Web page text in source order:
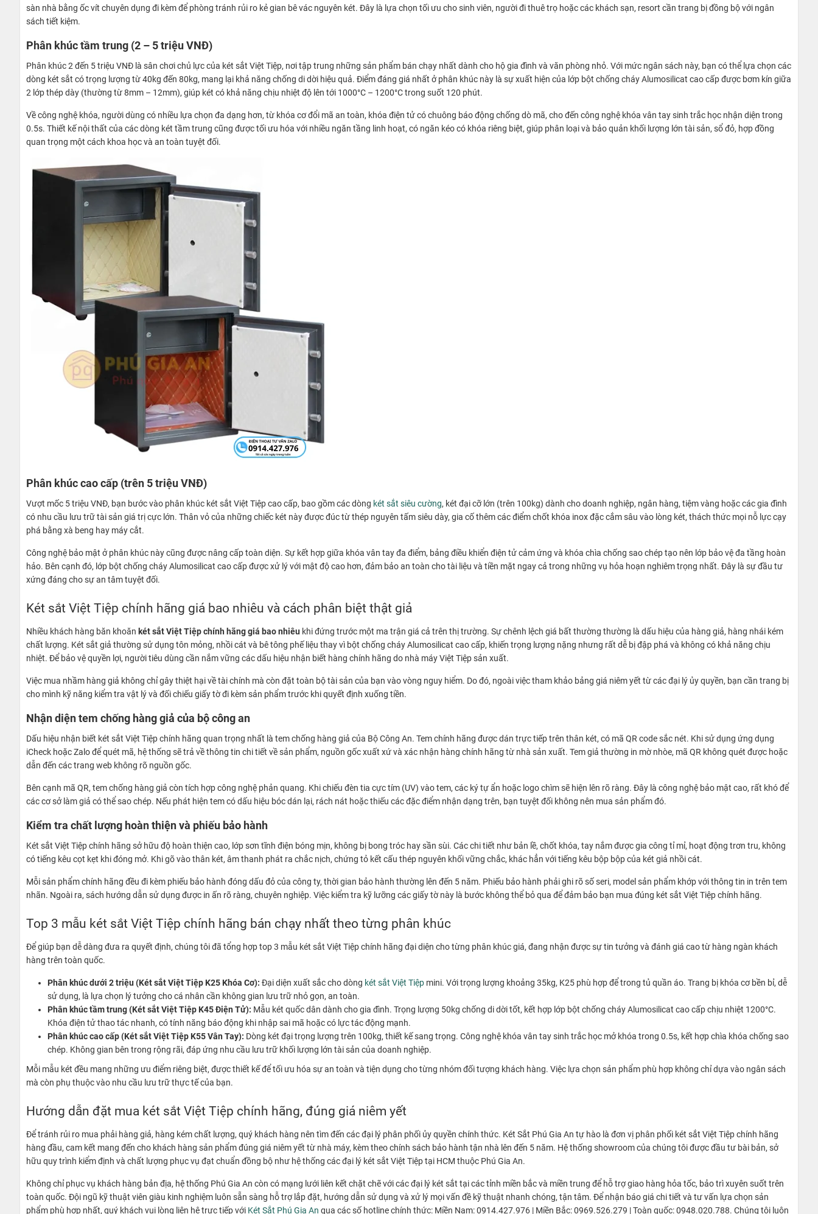
sàn nhà bằng ốc vít chuyên dụng đi kèm để phòng tránh rủi ro kẻ gian bê vác nguyên két. Đây là lựa chọn tối ưu cho sinh viên, người đi thuê trọ hoặc các khách sạn, resort cần trang bị đồng bộ với ngân
sách tiết kiệm.
Phân khúc tầm trung (2 – 5 triệu VNĐ)
Phân khúc 2 đến 5 triệu VNĐ là sân chơi chủ lực của két sắt Việt Tiệp, nơi tập trung những sản phẩm bán chạy nhất dành cho hộ gia đình và văn phòng nhỏ. Với mức ngân sách này, bạn có thể lựa chọn các
dòng két sắt có trọng lượng từ 40kg đến 80kg, mang lại khả năng chống di dời hiệu quả. Điểm đáng giá nhất ở phân khúc này là sự xuất hiện của lớp bột chống cháy Alumosilicat cao cấp được bơm kín giữa
2 lớp thép dày (thường từ 8mm – 12mm), giúp két có khả năng chịu nhiệt độ lên tới 1000°C – 1200°C trong suốt 120 phút.
Về công nghệ khóa, người dùng có nhiều lựa chọn đa dạng hơn, từ khóa cơ đổi mã an toàn, khóa điện tử có chuông báo động chống dò mã, cho đến công nghệ khóa vân tay sinh trắc học nhận diện trong
0.5s. Thiết kế nội thất của các dòng két tầm trung cũng được tối ưu hóa với nhiều ngăn tầng linh hoạt, có ngăn kéo có khóa riêng biệt, giúp phân loại và bảo quản khối lượng lớn tài sản, sổ đỏ, hợp đồng
quan trọng một cách khoa học và an toàn tuyệt đối.
Phân khúc cao cấp (trên 5 triệu VNĐ)
Vượt mốc 5 triệu VNĐ, bạn bước vào phân khúc két sắt Việt Tiệp cao cấp, bao gồm các dòng két sắt siêu cường, két đại cỡ lớn (trên 100kg) dành cho doanh nghiệp, ngân hàng, tiệm vàng hoặc các gia đình
có nhu cầu lưu trữ tài sản giá trị cực lớn. Thân vỏ của những chiếc két này được đúc từ thép nguyên tấm siêu dày, gia cố thêm các điểm chốt khóa inox đặc cắm sâu vào lòng két, thách thức mọi nỗ lực cạy
phá bằng xà beng hay máy cắt.
Công nghệ bảo mật ở phân khúc này cũng được nâng cấp toàn diện. Sự kết hợp giữa khóa vân tay đa điểm, bảng điều khiển điện tử cảm ứng và khóa chìa chống sao chép tạo nên lớp bảo vệ đa tầng hoàn
hảo. Bên cạnh đó, lớp bột chống cháy Alumosilicat cao cấp được xử lý với mật độ cao hơn, đảm bảo an toàn cho tài liệu và tiền mặt ngay cả trong những vụ hỏa hoạn nghiêm trọng nhất. Đây là sự đầu tư
xứng đáng cho sự an tâm tuyệt đối.
Két sắt Việt Tiệp chính hãng giá bao nhiêu và cách phân biệt thật giả
Nhiều khách hàng băn khoăn két sắt Việt Tiệp chính hãng giá bao nhiêu khi đứng trước một ma trận giá cả trên thị trường. Sự chênh lệch giá bất thường thường là dấu hiệu của hàng giả, hàng nhái kém
chất lượng. Két sắt giả thường sử dụng tôn mỏng, nhồi cát và bê tông phế liệu thay vì bột chống cháy Alumosilicat cao cấp, khiến trọng lượng nặng nhưng rất dễ bị đập phá và không có khả năng chịu
nhiệt. Để bảo vệ quyền lợi, người tiêu dùng cần nắm vững các dấu hiệu nhận biết hàng chính hãng do nhà máy Việt Tiệp sản xuất.
Việc mua nhầm hàng giả không chỉ gây thiệt hại về tài chính mà còn đặt toàn bộ tài sản của bạn vào vòng nguy hiểm. Do đó, ngoài việc tham khảo bảng giá niêm yết từ các đại lý ủy quyền, bạn cần trang bị
cho mình kỹ năng kiểm tra vật lý và đối chiếu giấy tờ đi kèm sản phẩm trước khi quyết định xuống tiền.
Nhận diện tem chống hàng giả của bộ công an
Dấu hiệu nhận biết két sắt Việt Tiệp chính hãng quan trọng nhất là tem chống hàng giả của Bộ Công An. Tem chính hãng được dán trực tiếp trên thân két, có mã QR code sắc nét. Khi sử dụng ứng dụng
iCheck hoặc Zalo để quét mã, hệ thống sẽ trả về thông tin chi tiết về sản phẩm, nguồn gốc xuất xứ và xác nhận hàng chính hãng từ nhà sản xuất. Tem giả thường in mờ nhòe, mã QR không quét được hoặc
dẫn đến các trang web không rõ nguồn gốc.
Bên cạnh mã QR, tem chống hàng giả còn tích hợp công nghệ phản quang. Khi chiếu đèn tia cực tím (UV) vào tem, các ký tự ẩn hoặc logo chìm sẽ hiện lên rõ ràng. Đây là công nghệ bảo mật cao, rất khó để
các cơ sở làm giả có thể sao chép. Nếu phát hiện tem có dấu hiệu bóc dán lại, rách nát hoặc thiếu các đặc điểm nhận dạng trên, bạn tuyệt đối không nên mua sản phẩm đó.
Kiểm tra chất lượng hoàn thiện và phiếu bảo hành
Két sắt Việt Tiệp chính hãng sở hữu độ hoàn thiện cao, lớp sơn tĩnh điện bóng mịn, không bị bong tróc hay sần sùi. Các chi tiết như bản lề, chốt khóa, tay nắm được gia công tỉ mỉ, hoạt động trơn tru, không
có tiếng kêu cọt kẹt khi đóng mở. Khi gõ vào thân két, âm thanh phát ra chắc nịch, chứng tỏ kết cấu thép nguyên khối vững chắc, khác hẳn với tiếng kêu bộp bộp của két giả nhồi cát.
Mỗi sản phẩm chính hãng đều đi kèm phiếu bảo hành đóng dấu đỏ của công ty, thời gian bảo hành thường lên đến 5 năm. Phiếu bảo hành phải ghi rõ số seri, model sản phẩm khớp với thông tin in trên tem
nhãn. Ngoài ra, sách hướng dẫn sử dụng được in ấn rõ ràng, chuyên nghiệp. Việc kiểm tra kỹ lưỡng các giấy tờ này là bước không thể bỏ qua để đảm bảo bạn mua đúng két sắt Việt Tiệp chính hãng.
Top 3 mẫu két sắt Việt Tiệp chính hãng bán chạy nhất theo từng phân khúc
Để giúp bạn dễ dàng đưa ra quyết định, chúng tôi đã tổng hợp top 3 mẫu két sắt Việt Tiệp chính hãng đại diện cho từng phân khúc giá, đang nhận được sự tin tưởng và đánh giá cao từ hàng ngàn khách
hàng trên toàn quốc.
Phân khúc dưới 2 triệu (Két sắt Việt Tiệp K25 Khóa Cơ): Đại diện xuất sắc cho dòng két sắt Việt Tiệp mini. Với trọng lượng khoảng 35kg, K25 phù hợp để trong tủ quần áo. Trang bị khóa cơ bền bỉ, dễ
sử dụng, là lựa chọn lý tưởng cho cá nhân cần không gian lưu trữ nhỏ gọn, an toàn.
Phân khúc tầm trung (Két sắt Việt Tiệp K45 Điện Tử): Mẫu két quốc dân dành cho gia đình. Trọng lượng 50kg chống di dời tốt, kết hợp lớp bột chống cháy Alumosilicat cao cấp chịu nhiệt 1200°C.
Khóa điện tử thao tác nhanh, có tính năng báo động khi nhập sai mã hoặc có lực tác động mạnh.
Phân khúc cao cấp (Két sắt Việt Tiệp K55 Vân Tay): Dòng két đại trọng lượng trên 100kg, thiết kế sang trọng. Công nghệ khóa vân tay sinh trắc học mở khóa trong 0.5s, kết hợp chìa khóa chống sao
chép. Không gian bên trong rộng rãi, đáp ứng nhu cầu lưu trữ khối lượng lớn tài sản của doanh nghiệp.
Mỗi mẫu két đều mang những ưu điểm riêng biệt, được thiết kế để tối ưu hóa sự an toàn và tiện dụng cho từng nhóm đối tượng khách hàng. Việc lựa chọn sản phẩm phù hợp không chỉ dựa vào ngân sách
mà còn phụ thuộc vào nhu cầu lưu trữ thực tế của bạn.
Hướng dẫn đặt mua két sắt Việt Tiệp chính hãng, đúng giá niêm yết
Để tránh rủi ro mua phải hàng giả, hàng kém chất lượng, quý khách hàng nên tìm đến các đại lý phân phối ủy quyền chính thức. Két Sắt Phú Gia An tự hào là đơn vị phân phối két sắt Việt Tiệp chính hãng
hàng đầu, cam kết mang đến cho khách hàng sản phẩm đúng giá niêm yết từ nhà máy, kèm theo chính sách bảo hành tận nhà lên đến 5 năm. Hệ thống showroom của chúng tôi được đầu tư bài bản, sở
hữu quy trình kiểm định và chất lượng phục vụ đạt chuẩn đồng bộ như hệ thống các đại lý két sắt Việt Tiệp tại HCM thuộc Phú Gia An.
Không chỉ phục vụ khách hàng bản địa, hệ thống Phú Gia An còn có mạng lưới liên kết chặt chẽ với các đại lý két sắt tại các tỉnh miền bắc và miền trung để hỗ trợ giao hàng hỏa tốc, bảo trì xuyên suốt trên
toàn quốc. Đội ngũ kỹ thuật viên giàu kinh nghiệm luôn sẵn sàng hỗ trợ lắp đặt, hướng dẫn sử dụng và xử lý mọi vấn đề kỹ thuật nhanh chóng, tận tâm. Để nhận báo giá chi tiết và tư vấn lựa chọn sản
phẩm phù hợp nhất, quý khách vui lòng liên hệ trực tiếp với Két Sắt Phú Gia An qua các số hotline chính thức: Miền Nam: 0914.427.976 | Miền Bắc: 0969.526.279 | Toàn quốc: 0948.020.788. Chúng tôi luôn